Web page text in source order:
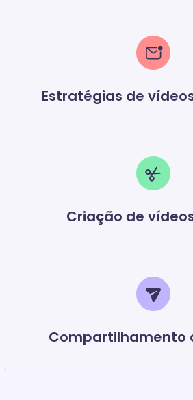
Estratégias de
Criação de
Compartilhamento